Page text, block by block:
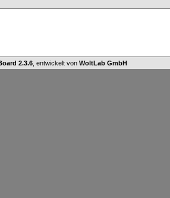
2.3.6 , entwickelt von WoltLab GmbH